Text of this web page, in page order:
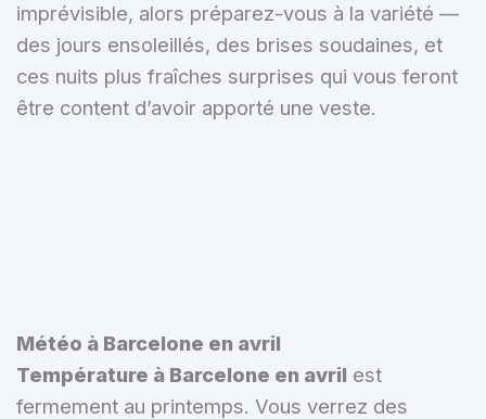
imprévisible, alors préparez-vous à la variété —
des jours ensoleillés, des brises soudaines, et
ces nuits plus fraîches surprises qui vous feront
être content d’avoir apporté une veste.
Météo à Barcelone en avril
Température à Barcelone en avril est
fermement au printemps. Vous verrez des